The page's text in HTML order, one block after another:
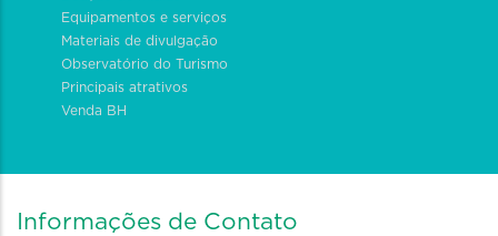
Equipamentos e serviços
Materiais de divulgação
Observatório do Turismo
Principais atrativos
Venda BH
Informações de Contato